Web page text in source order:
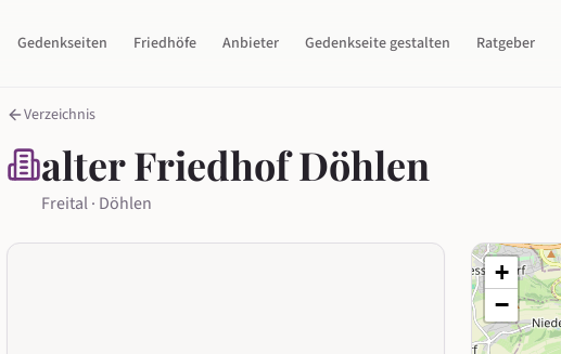
Gedenkseiten Friedhöfe Anbieter Gedenkseite gestalten Ratgeber
Verzeichnis
alter Friedhof Döhlen
Freital · Döhlen
+
−